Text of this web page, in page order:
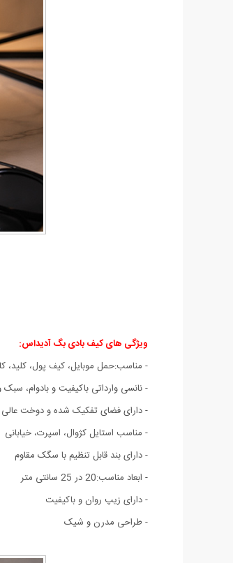
ویژگی های کیف بادی بگ آدیداس:
- مناسب:حمل موبایل، کیف پول، کلید،
- نانسی وارداتی باکیفیت و بادوام،
- دارای فضای تفکیک شده و دوخت عالی
- مناسب استایل کژوال، اسپرت، خیابانی
- دارای بند قابل تنظیم با سگک مقاوم
- ابعاد مناسب:20 در 25 سانتی متر
- دارای زیپ روان و باکیفیت
- طراحی مدرن و شیک